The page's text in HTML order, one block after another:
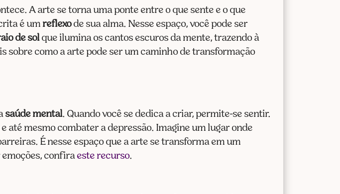
volume.
A arte se torna uma ponte entre o que sente e o que
é um reflexode sua alma. Nesse espaço, você pode ser
de solque ilumina os cantos escuros da mente, trazendo à
sobre como a arte pode ser um caminho de transformação
saúde mental. Quando você se dedica a criar, permite-se sentir.
até mesmo combater a depressão. Imagine um lugar onde
É nesse espaço que a arte se transforma em um
emoções, confiraeste recurso.